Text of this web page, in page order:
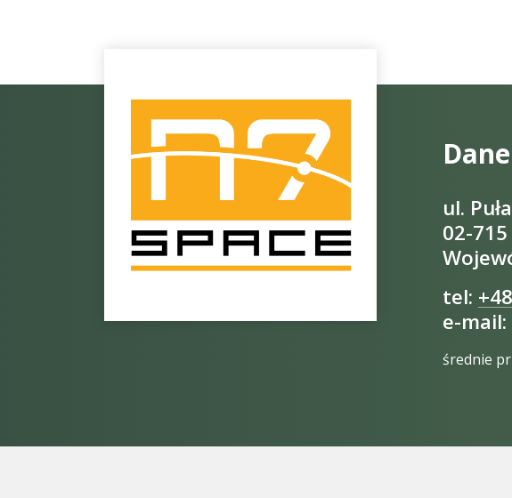
ul.
02-
tel:
e-mail:
średnie